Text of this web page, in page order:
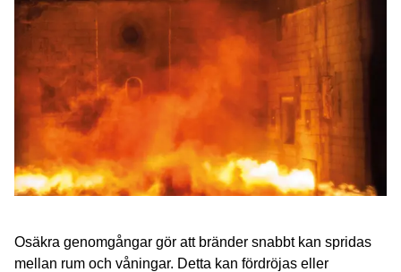
Osäkra genomgångar gör att bränder snabbt kan spridas
mellan rum och våningar. Detta kan fördröjas eller